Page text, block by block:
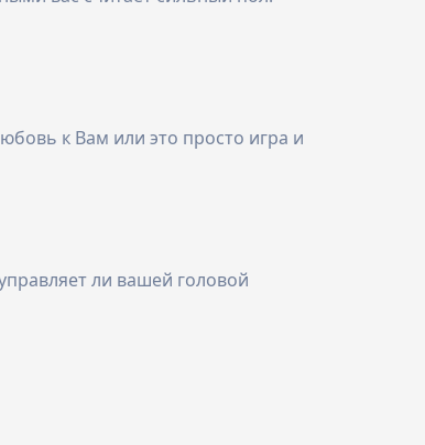
к Вам или это просто игра и
ли вашей головой